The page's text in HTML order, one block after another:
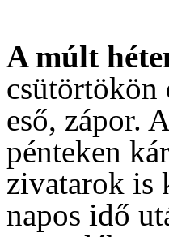
A múlt
csütörtökön
eső, zápor.
pénteken
zivatarok is
napos idő